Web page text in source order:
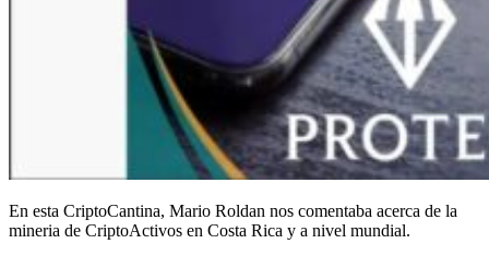
En esta CriptoCantina, Mario Roldan nos comentaba acerca de la
mineria de CriptoActivos en Costa Rica y a nivel mundial.